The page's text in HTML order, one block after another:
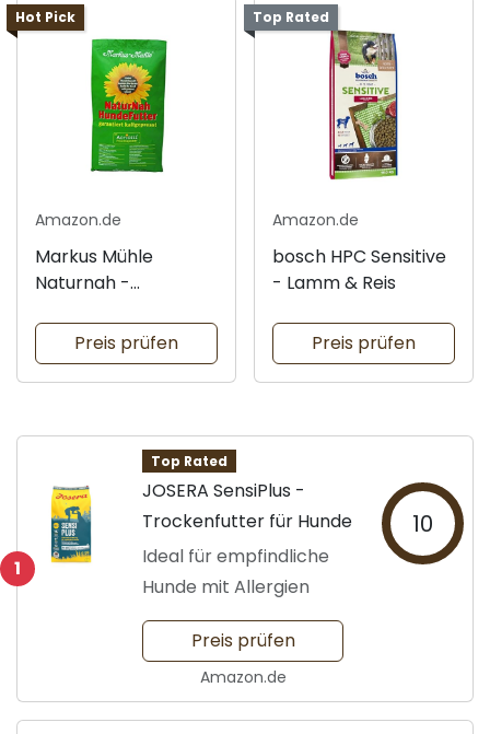
Hot Pick
Amazon.de
Markus Mühle
Naturnah -
Preis prüfen
Top Rated
Amazon.de
bosch HPC Sensitive
- Lamm & Reis
Preis prüfen
1
Top Rated
JOSERA SensiPlus -
Trockenfutter für Hunde
Ideal für empfindliche
Hunde mit Allergien
10
Preis prüfen
Amazon.de